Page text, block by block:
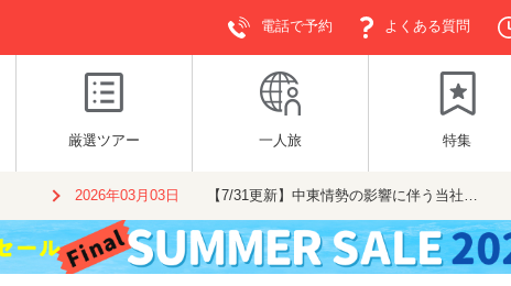
電話で予約 よくある質問
厳選ツアー 一人旅 特集
2026年03月03日 【7/31更新】中東情勢の影響に伴う当社…